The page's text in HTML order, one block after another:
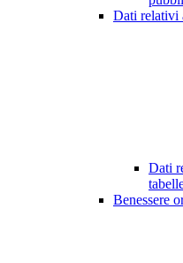
Dati relativi
Dati
Benessere